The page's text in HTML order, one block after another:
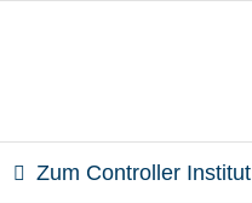
Zum Controller Institut